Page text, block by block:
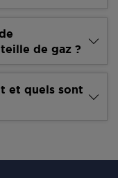
de gaz ?
et quels sont